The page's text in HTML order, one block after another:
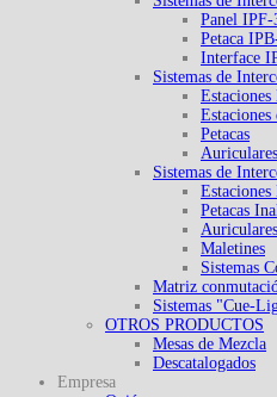
Panel IPF-
Petaca
Interface
Sistemas de
Estaciones
Estaciones
Petacas
Sistemas de
Estaciones
Petacas
Maletines
Sistemas
Matriz
Sistemas "Cue-
OTROS PRODUCTOS
Mesas de Mezcla
Descatalogados
Empresa